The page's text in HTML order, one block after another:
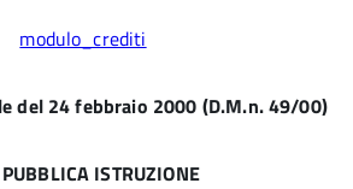
modulo_crediti
del 24 febbraio 2000 (D.M.n. 49/00)
ISTRUZIONE